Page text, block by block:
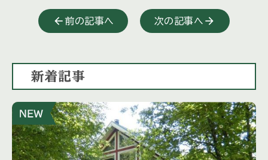
前の記事へ 次の記事へ
新着記事